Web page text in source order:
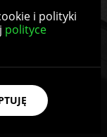
i polityki
polityce